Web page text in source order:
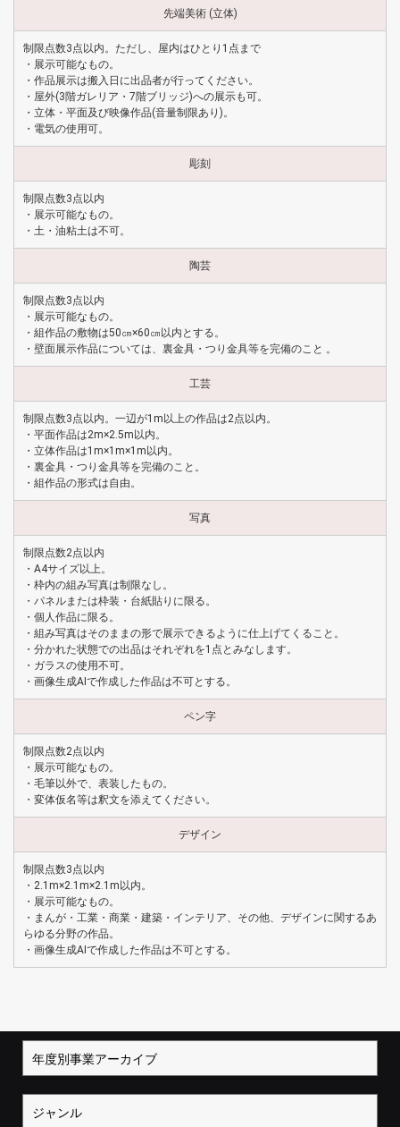
先端美術 (立体)
制限点数3点以内。ただし、屋内はひとり1点まで
・展示可能なもの。
・作品展示は搬入日に出品者が行ってください。
・屋外(3階ガレリア・7階ブリッジ)への展示も可。
・立体・平面及び映像作品(音量制限あり)。
・電気の使用可。
彫刻
制限点数3点以内
・展示可能なもの。
・土・油粘土は不可。
陶芸
制限点数3点以内
・展示可能なもの。
・組作品の敷物は50㎝×60㎝以内とする。
・壁面展示作品については、裏金具・つり金具等を完備のこと 。
工芸
制限点数3点以内。一辺が1m以上の作品は2点以内。
・平面作品は2m×2.5m以内。
・立体作品は1m×1m×1m以内。
・裏金具・つり金具等を完備のこと。
・組作品の形式は自由。
写真
制限点数2点以内
・A4サイズ以上。
・枠内の組み写真は制限なし。
・パネルまたは枠装・台紙貼りに限る。
・個人作品に限る。
・組み写真はそのままの形で展示できるように仕上げてくること。
・分かれた状態での出品はそれぞれを1点とみなします。
・ガラスの使用不可。
・画像生成AIで作成した作品は不可とする。
ペン字
制限点数2点以内
・展示可能なもの。
・毛筆以外で、表装したもの。
・変体仮名等は釈文を添えてください。
デザイン
制限点数3点以内
・2.1m×2.1m×2.1m以内。
・展示可能なもの。
・まんが・工業・商業・建築・インテリア、その他、デザインに関するあ
らゆる分野の作品。
・画像生成AIで作成した作品は不可とする。